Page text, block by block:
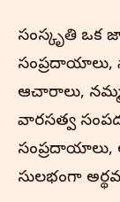
సంస్కృతి ఒక
సంప్రదాయాలు,
ఆచారాలు,
వారసత్వ
సంప్రదాయాలు,
సులభంగా